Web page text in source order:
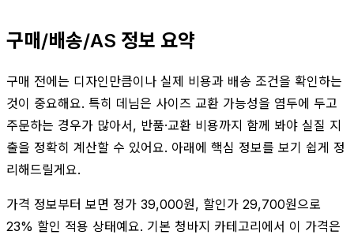
구매/배송/AS 정보 요약
구매 전에는 디자인만큼이나 실제 비용과 배송 조건을 확인하는
것이 중요해요. 특히 데님은 사이즈 교환 가능성을 염두에 두고
주문하는 경우가 많아서, 반품·교환 비용까지 함께 봐야 실질 지
출을 정확히 계산할 수 있어요. 아래에 핵심 정보를 보기 쉽게 정
리해드릴게요.
가격 정보부터 보면 정가 39,000원, 할인가 29,700원으로
23% 할인 적용 상태예요. 기본 청바지 카테고리에서 이 가격은